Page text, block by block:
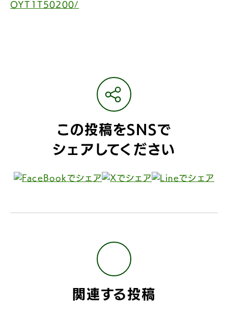
OYT1T50200/
この投稿をSNSで
シェアしてください
関連する投稿